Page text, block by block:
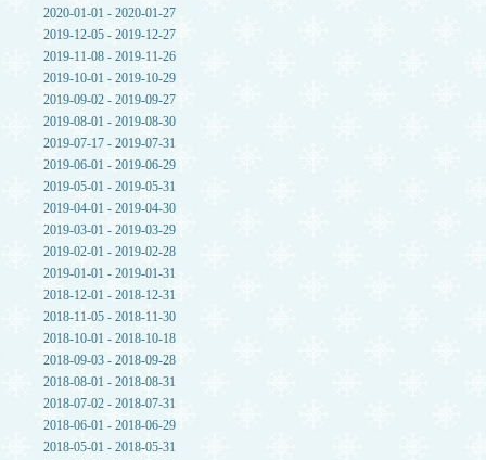
2020-01-01 - 2020-01-27
2019-12-05 - 2019-12-27
2019-11-08 - 2019-11-26
2019-10-01 - 2019-10-29
2019-09-02 - 2019-09-27
2019-08-01 - 2019-08-30
2019-07-17 - 2019-07-31
2019-06-01 - 2019-06-29
2019-05-01 - 2019-05-31
2019-04-01 - 2019-04-30
2019-03-01 - 2019-03-29
2019-02-01 - 2019-02-28
2019-01-01 - 2019-01-31
2018-12-01 - 2018-12-31
2018-11-05 - 2018-11-30
2018-10-01 - 2018-10-18
2018-09-03 - 2018-09-28
2018-08-01 - 2018-08-31
2018-07-02 - 2018-07-31
2018-06-01 - 2018-06-29
2018-05-01 - 2018-05-31